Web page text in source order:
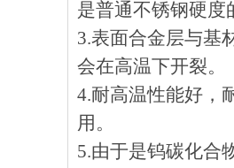
是普通不锈钢硬度
3.表面合金层与基
会在高温下开裂。
4.耐高温性能好
用。
5.由于是钨碳化合物